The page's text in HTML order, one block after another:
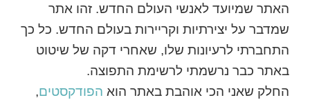
האתר שמיועד לאנשי העולם החדש. זהו אתר
שמדבר על יצירתיות וקריירות בעולם החדש. כל כך
התחברתי לרעיונות שלו, שאחרי דקה של שיטוט
באתר כבר נרשמתי לרשימת התפוצה.
החלק שאני הכי אוהבת באתר הוא הפודקסטים,